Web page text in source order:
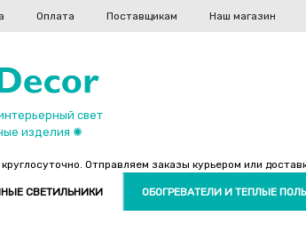
Оплата Поставщикам Наш магазин
свет
изделия ✺
Отправляем заказы курьером или
СВЕТИЛЬНИКИ ОБОГРЕВАТЕЛИ И ТЕПЛЫЕ